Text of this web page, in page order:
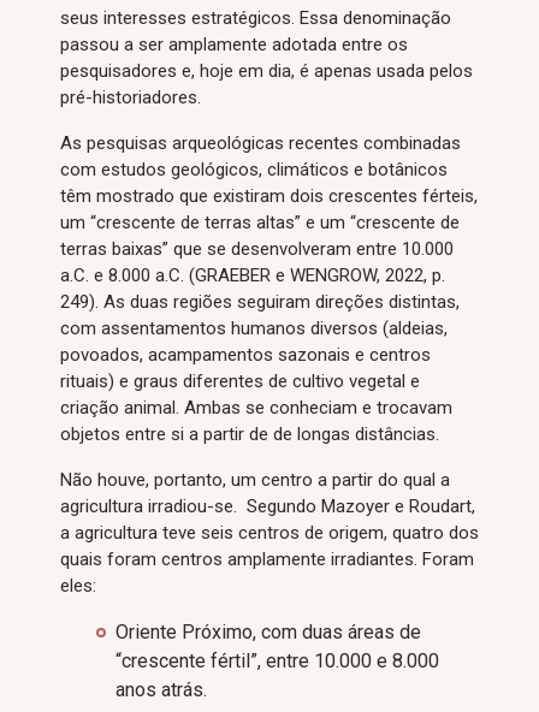
seus interesses estratégicos. Essa denominação
passou a ser amplamente adotada entre os
pesquisadores e, hoje em dia, é apenas usada pelos
pré-historiadores.
As pesquisas arqueológicas recentes combinadas
com estudos geológicos, climáticos e botânicos
têm mostrado que existiram dois crescentes férteis,
um “crescente de terras altas” e um “crescente de
terras baixas” que se desenvolveram entre 10.000
a.C. e 8.000 a.C. (GRAEBER e WENGROW, 2022, p.
249). As duas regiões seguiram direções distintas,
com assentamentos humanos diversos (aldeias,
povoados, acampamentos sazonais e centros
rituais) e graus diferentes de cultivo vegetal e
criação animal. Ambas se conheciam e trocavam
objetos entre si a partir de de longas distâncias.
Não houve, portanto, um centro a partir do qual a
agricultura irradiou-se. Segundo Mazoyer e Roudart,
a agricultura teve seis centros de origem, quatro dos
quais foram centros amplamente irradiantes. Foram
eles:
Oriente Próximo, com duas áreas de
“crescente fértil”, entre 10.000 e 8.000
anos atrás.